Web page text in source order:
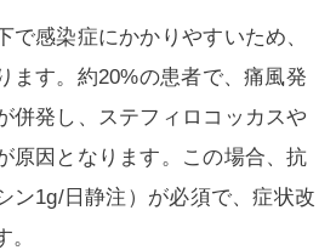
で感染症にかかりやすいため、
ます。約20%の患者で、痛風発
併発し、ステフィロコッカスや
原因となります。この場合、抗
ン1g/日静注）が必須で、症状改